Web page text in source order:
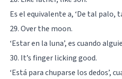
Es el equivalente a, ‘De tal palo,
29. Over the moon.
‘Estar en la luna’, es cuando
30. It’s finger licking good.
‘Está para chuparse los dedos’,